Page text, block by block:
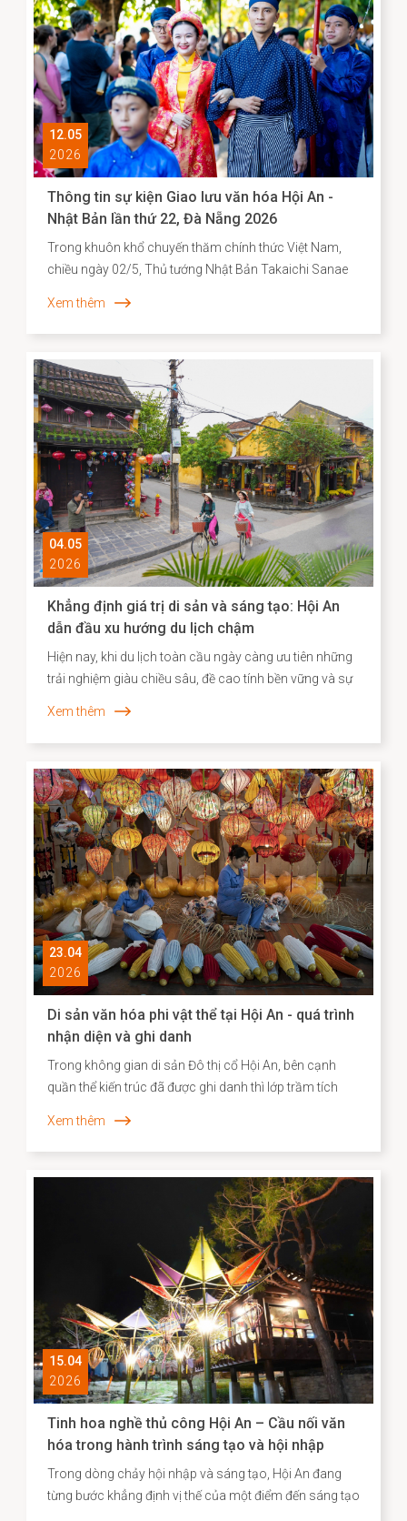
12.05
2026
Thông tin sự kiện Giao lưu văn hóa Hội An -
Nhật Bản lần thứ 22, Đà Nẵng 2026
Trong khuôn khổ chuyến thăm chính thức Việt Nam,
chiều ngày 02/5, Thủ tướng Nhật Bản Takaichi Sanae
Sanae đã bày tỏ mong muốn được thăm Di sản văn
hóa thế giới Hội An, để bước đi trên những con đường
mà cộng đồng người Nhật ở đó từng đi qua. Nơi có di
tích Chùa Cầu vừa được hoàn thành trùng tu với sự hợp
tác của Nhật Bản - là minh chứng cho hơn 400 năm
lịch sử giao thương năng động giữa hai dân tộc trên
những vùng biển tự do.
Xem thêm
04.05
2026
Khẳng định giá trị di sản và sáng tạo: Hội An
dẫn đầu xu hướng du lịch chậm
Hiện nay, khi du lịch toàn cầu ngày càng ưu tiên những
trải nghiệm giàu chiều sâu, đề cao tính bền vững và sự
châu Á. Việc Hội An vươn lên vị trí dẫn đầu không chỉ
phản ánh sức hút đặc biệt của một đô thị di sản, mà
còn cho thấy hiệu quả của định hướng bảo tồn gắn liền
với phát huy giá trị văn hóa theo hướng sáng tạo và bền
vững.
Xem thêm
23.04
2026
Di sản văn hóa phi vật thể tại Hội An - quá trình
nhận diện và ghi danh
Trong không gian di sản Đô thị cổ Hội An, bên cạnh
quần thể kiến trúc đã được ghi danh thì lớp trầm tích
và năng lực sáng tạo của cộng đồng cư dân địa
phương. Những năm gần đây, công tác kiểm kê, nhận
diện và xây dựng hồ sơ khoa học đối với các Di sản văn
hóa phi vật thể đã được triển khai một cách hệ thống,
góp phần định hình cơ sở dữ liệu quan trọng cho chiến
lược bảo tồn và phát huy giá trị di sản trong bối cảnh
Xem thêm
15.04
2026
Tinh hoa nghề thủ công Hội An – Cầu nối văn
hóa trong hành trình sáng tạo và hội nhập
Trong dòng chảy hội nhập và sáng tạo, Hội An đang
từng bước khẳng định vị thế của một điểm đến sáng tạo